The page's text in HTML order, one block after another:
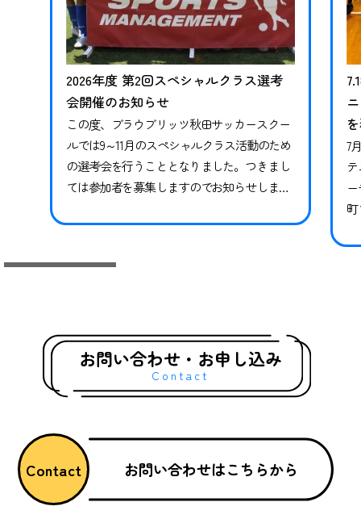
2026年度 第2回スペシャルクラス選考
会開催のお知らせ
この度、ブラウブリッツ秋田サッカースクー
ルでは9～11月のスペシャルクラス活動のため
の選考会を行うこととなりました。つきまし
ては参加者を募集しますのでお知らせしま
継続ではありませんので、必ずお申し込みな
参加いただけなかった場合、対象期間のトレ
7
っ
お問い合わせ・お申し込み
Contact
Contact お問い合わせはこちらから